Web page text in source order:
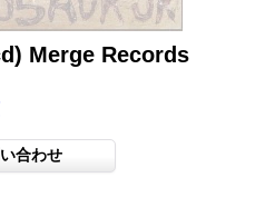
Merge Records